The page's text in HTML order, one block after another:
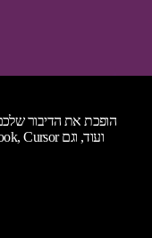
לטקסט מדויק בכל האפליקציות, כמו Slack, Outlook, Cursor ועוד, וגם